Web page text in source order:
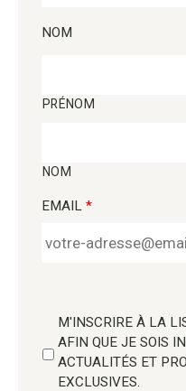
NOM
PRÉNOM
NOM
EMAIL *
M'INSCRIRE À LA
AFIN QUE JE SOIS
ACTUALITÉS ET
EXCLUSIVES.